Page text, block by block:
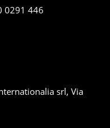
0291 446
srl, Via